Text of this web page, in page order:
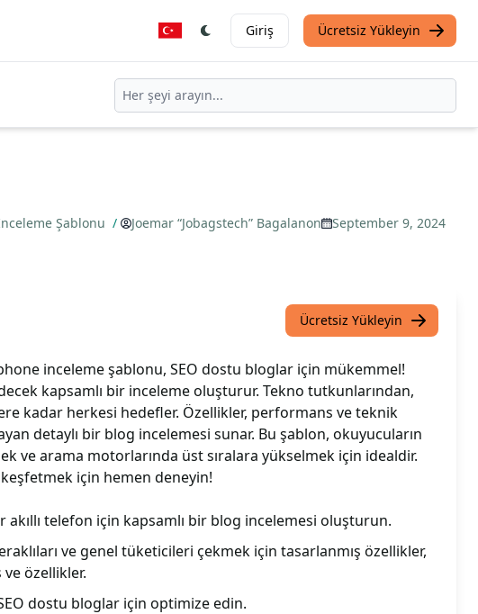
Giriş Ücretsiz Yükleyin
Şablonu / Joemar “Jobagstech” Bagalanon
September 9, 2024
Ücretsiz Yükleyin
inceleme şablonu, SEO dostu bloglar için mükemmel!
kapsamlı bir inceleme oluşturur. Tekno tutkunlarından,
kadar herkesi hedefler. Özellikler, performans ve teknik
detaylı bir blog incelemesi sunar. Bu şablon, okuyucuların
ve arama motorlarında üst sıralara yükselmek için idealdir.
keşfetmek için hemen deneyin!
akıllı telefon için kapsamlı bir blog incelemesi oluşturun.
ve genel tüketicileri çekmek için tasarlanmış özellikler,
özellikler.
dostu bloglar için optimize edin.